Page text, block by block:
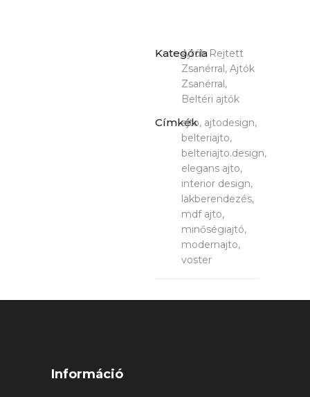
KategóriaAjtók Rejtett
Zsanérral, Ajtók
Zsanérral,
Beltéri ajtók
Címkékajto, ajtodesign,
belteriajto,
belteriajto.design,
elegans ajto,
interior design,
lakberendezés,
mdf ajto,
minőségiajtó,
modernajto,
voster
Információ